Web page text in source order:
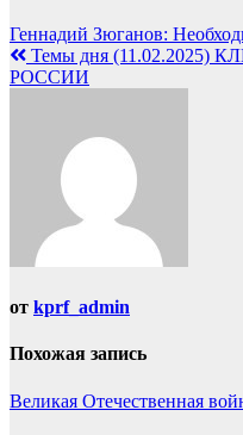
Геннадий Зюганов:
Темы дня
РОССИИ
от kprf_admin
Похожая запись
Великая Отечественная